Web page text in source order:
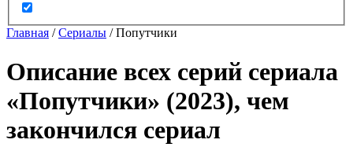
Главная /Сериалы /Попутчики
Описание всех серий сериала
«Попутчики» (2023), чем
закончился сериал